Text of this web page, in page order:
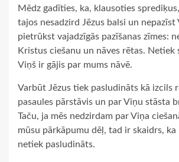
Mēdz gadīties, ka, klausoties
tajos nesadzird Jēzus balsi un nepazīst
pietrūkst vajadzīgās pazīšanas zīmes:
Kristus ciešanu un nāves rētas. Netiek
Viņš ir gājis par mums nāvē.
Varbūt Jēzus tiek pasludināts kā izcils
pasaules pārstāvis un par Viņu stāsta
Taču, ja mēs nedzirdam par Viņa
mūsu pārkāpumu dēļ, tad ir skaidrs, ka
netiek pasludināts.